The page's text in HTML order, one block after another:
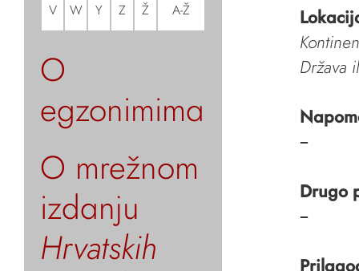
V W Y Z Ž A-Ž
O
egzonimima
O mrežnom
izdanju
Hrvatskih
Država
–
Drugo
–